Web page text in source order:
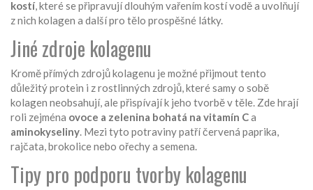
kostí, které se připravují dlouhým vařením kostí vodě a uvolňují
z nich kolagen a další pro tělo prospěšné látky.
Jiné zdroje kolagenu
Kromě přímých zdrojů kolagenu je možné přijmout tento
důležitý protein i z rostlinných zdrojů, které samy o sobě
kolagen neobsahují, ale přispívají k jeho tvorbě v těle. Zde hrají
roli zejména ovoce a zelenina bohatá na vitamín Ca
aminokyseliny. Mezi tyto potraviny patří červená paprika,
rajčata, brokolice nebo ořechy a semena.
Tipy pro podporu tvorby kolagenu